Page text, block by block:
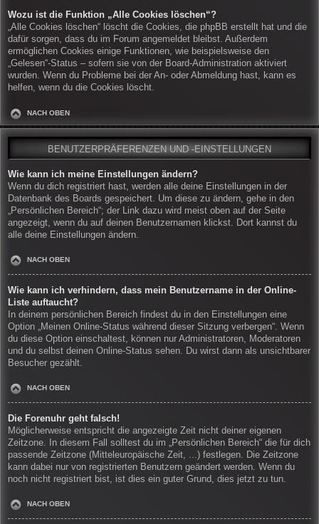
Wozu ist die Funktion „Alle Cookies löschen“?
„Alle Cookies löschen“ löscht die Cookies, die phpBB erstellt hat und die
dafür sorgen, dass du im Forum angemeldet bleibst. Außerdem
ermöglichen Cookies einige Funktionen, wie beispielsweise den
„Gelesen“-Status – sofern sie von der Board-Administration aktiviert
wurden. Wenn du Probleme bei der An- oder Abmeldung hast, kann es
helfen, wenn du die Cookies löscht.
NACH OBEN
BENUTZERPRÄFERENZEN UND -EINSTELLUNGEN
Wie kann ich meine Einstellungen ändern?
Wenn du dich registriert hast, werden alle deine Einstellungen in der
Datenbank des Boards gespeichert. Um diese zu ändern, gehe in den
„Persönlichen Bereich“; der Link dazu wird meist oben auf der Seite
angezeigt, wenn du auf deinen Benutzernamen klickst. Dort kannst du
alle deine Einstellungen ändern.
NACH OBEN
Wie kann ich verhindern, dass mein Benutzername in der Online-
Liste auftaucht?
In deinem persönlichen Bereich findest du in den Einstellungen eine
Option „Meinen Online-Status während dieser Sitzung verbergen“. Wenn
du diese Option einschaltest, können nur Administratoren, Moderatoren
und du selbst deinen Online-Status sehen. Du wirst dann als unsichtbarer
Besucher gezählt.
NACH OBEN
Die Forenuhr geht falsch!
Möglicherweise entspricht die angezeigte Zeit nicht deiner eigenen
Zeitzone. In diesem Fall solltest du im „Persönlichen Bereich“ die für dich
passende Zeitzone (Mitteleuropäische Zeit, ...) festlegen. Die Zeitzone
kann dabei nur von registrierten Benutzern geändert werden. Wenn du
noch nicht registriert bist, ist dies ein guter Grund, dies jetzt zu tun.
NACH OBEN